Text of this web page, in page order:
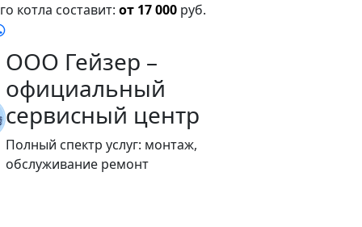
котла составит: от 17 000 руб.
ООО Гейзер –
официальный
сервисный центр
Полный спектр услуг: монтаж,
обслуживание ремонт